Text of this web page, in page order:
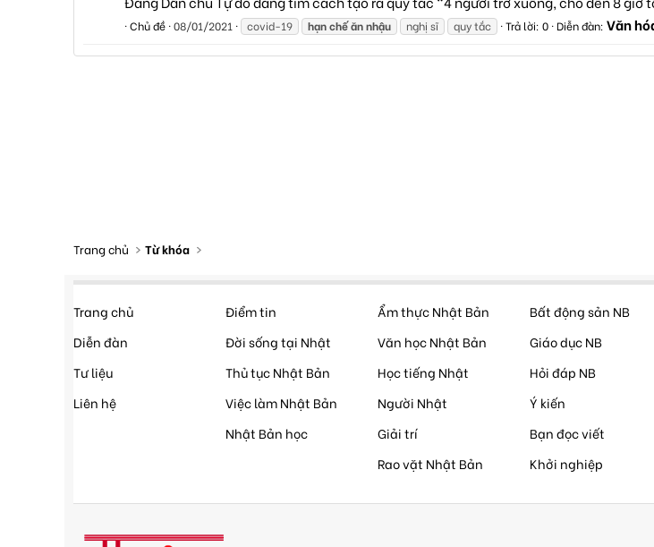
Chủ đề 08/01/2021 covid-19 hạnchếănnhậu nghị sĩ quy tắc Trả lời: 0 Diễn đàn: Văn
Trang chủ Từ khóa
Trang chủ
Diễn đàn
Tư liệu
Liên hệ
Điểm tin
Đời sống tại Nhật
Thủ tục Nhật Bản
Việc làm Nhật Bản
Nhật Bản học
Ẩm thực Nhật Bản
Văn học Nhật Bản
Học tiếng Nhật
Người Nhật
Giải trí
Rao vặt Nhật Bản
Bất động sản NB
Giáo dục NB
Hỏi đáp NB
Ý kiến
Bạn đọc viết
Khởi nghiệp